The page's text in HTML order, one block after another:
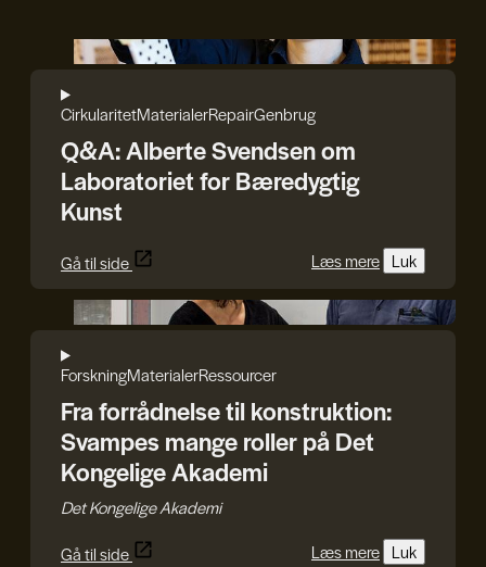
Søren Svendsen
CirkularitetMaterialerRepairGenbrug
Q&A: Alberte Svendsen om
Laboratoriet for Bæredygtig
Kunst
Gå til side Læs mere Luk
Det Kongelige Akademi
ForskningMaterialerRessourcer
Fra forrådnelse til konstruktion:
Svampes mange roller på Det
Kongelige Akademi
Det Kongelige Akademi
Gå til side
Læs mere Luk